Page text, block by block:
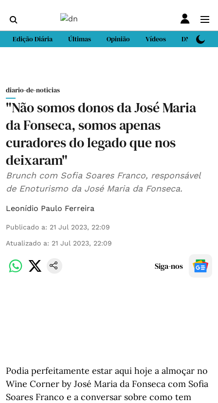
Edição Diária Últimas Opinião Vídeos DN Sport
diario-de-noticias
"Não somos donos da José Maria
da Fonseca, somos apenas
curadores do legado que nos
deixaram"
Brunch com Sofia Soares Franco, responsável
de Enoturismo da José Maria da Fonseca.
Leonídio Paulo Ferreira
Publicado a: 21 Jul 2023, 22:09
Atualizado a: 21 Jul 2023, 22:09
Siga-nos
Podia perfeitamente estar aqui hoje a almoçar no
Wine Corner by José Maria da Fonseca com Sofia
Soares Franco e a conversar sobre como tem